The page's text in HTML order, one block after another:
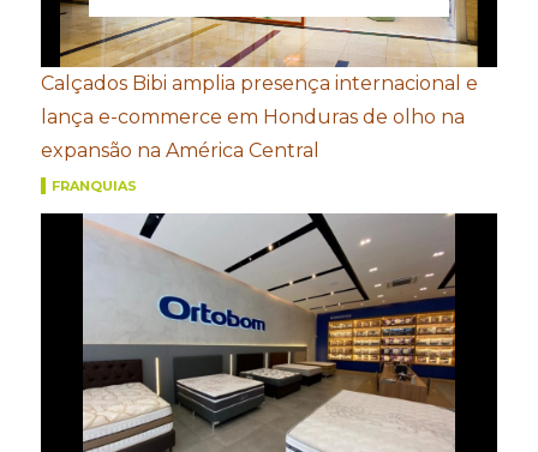
Calçados Bibi amplia presença internacional e
lança e-commerce em Honduras de olho na
expansão na América Central
FRANQUIAS